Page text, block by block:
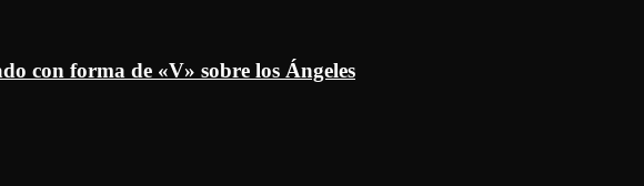
con forma de «V» sobre los Ángeles